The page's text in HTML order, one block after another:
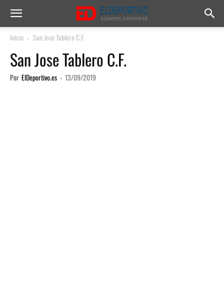
Inicio San Jose Tablero C.F.
San Jose Tablero C.F.
Por ElDeportivo.es - 13/09/2019